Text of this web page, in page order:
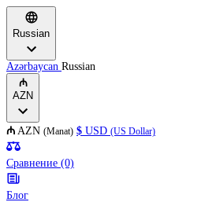
Russian
Azərbaycan Russian
₼
AZN
₼ AZN (Manat) $ USD (US Dollar)
Сравнение (0)
Блог